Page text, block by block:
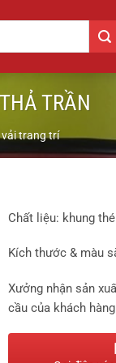
TRẦN
trang trí
Chất liệu: khung
Kích thước & màu
Xưởng nhận sản
cầu của khách hàng